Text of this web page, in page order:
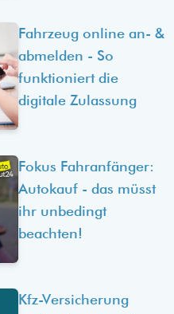
Fahrzeug online an- &
abmelden - So
funktioniert die
digitale Zulassung
Fokus Fahranfänger:
Autokauf - das müsst
ihr unbedingt
beachten!
Kfz-Versicherung